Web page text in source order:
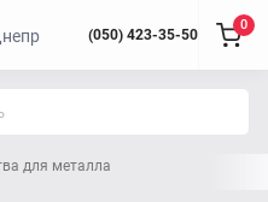
(050) 423-35-50
0
для металла